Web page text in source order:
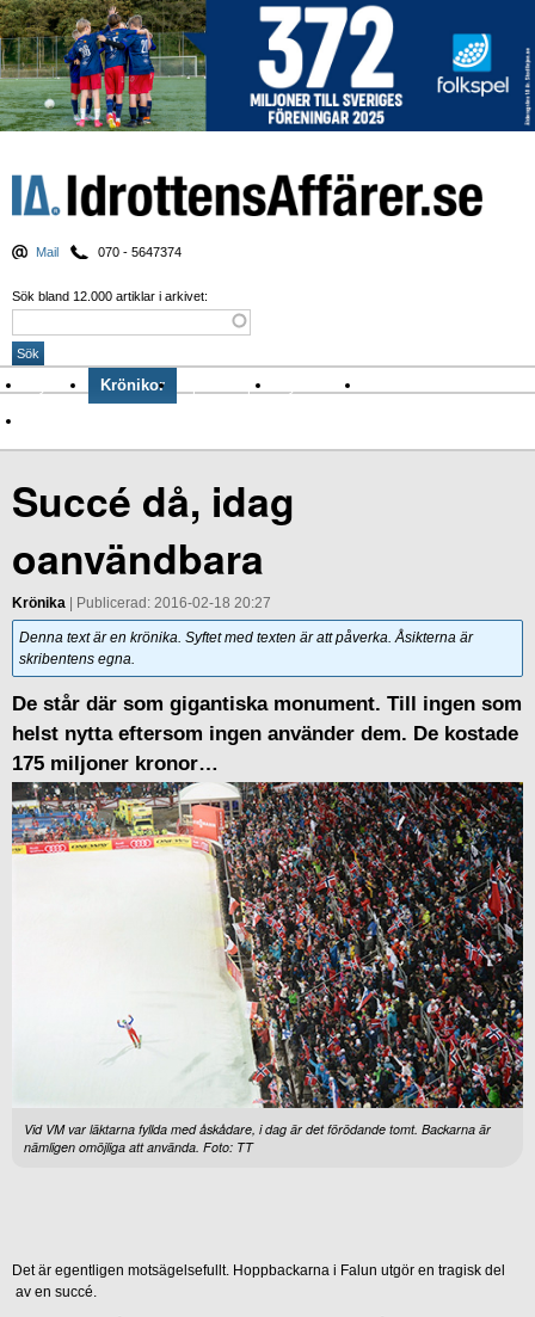
Mail 070 - 5647374
Sök bland 12.000 artiklar i arkivet:
Nyheter Krönikor Sport & spel Nyhetsbrev
Succé då, idag
oanvändbara
Krönika | Publicerad: 2016-02-18 20:27
Denna text är en krönika. Syftet med texten är att påverka. Åsikterna är
skribentens egna.
De står där som gigantiska monument. Till ingen som
helst nytta eftersom ingen använder dem. De kostade
175 miljoner kronor…
Vid VM var läktarna fyllda med åskådare, i dag är det förödande tomt. Backarna är
nämligen omöjliga att använda. Foto: TT
Det är egentligen motsägelsefullt. Hoppbackarna i Falun utgör en tragisk del
av en succé.